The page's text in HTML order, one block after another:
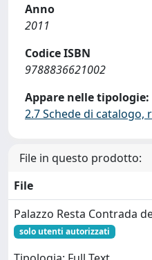
Anno
2011
Codice ISBN
9788836621002
Appare nelle tipologie:
2.7 Schede di
File in questo prodotto:
File
Palazzo Resta Contrada
solo utenti autorizzati